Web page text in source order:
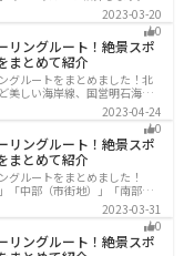
く、気軽に渡れる島もあり
。バイクで愛媛県にツーリン
さい。
2023-03-20
0
リングルート！絶景スポ
まとめて紹介
グルートをまとめました！北
美しい海岸線、国営明石海峡
然とアートが融合した施設も
路島にツーリングに行く際は
2023-04-24
0
リングルート！絶景スポ
まとめて紹介
グルートをまとめました！
「中部（市街地）」「南部」
古い町並みや神社仏閣、自然
ットが数多く存在し、様々な
クで京都府にツーリングに行
。
2023-03-31
0
リングルート！絶景スポ